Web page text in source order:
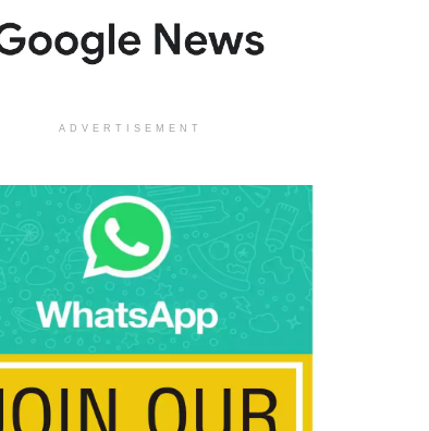
ADVERTISEMENT